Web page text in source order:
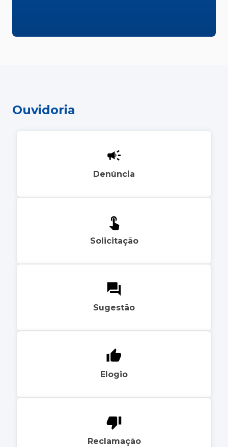
Ouvidoria
Denúncia
Solicitação
Sugestão
Elogio
Reclamação